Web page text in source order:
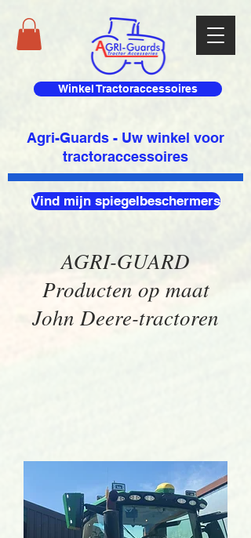
Winkel Tractoraccessoires
Agri-Guards - Uw winkel voor
tractoraccessoires
Vind mijn spiegelbeschermers
AGRI-GUARD
Producten op maat
John Deere-tractoren